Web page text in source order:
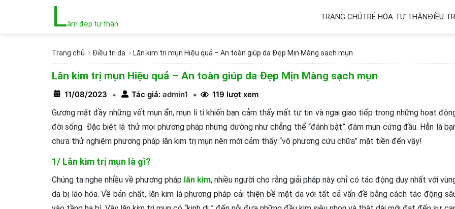
Làm đẹp tự thân
TRANG CHỦTRẺ HÓA TỰ THÂNĐIỀU
Trang chủ Điều trị da Lăn kim trị mụn Hiệu quả – An toàn giúp da Đẹp Mịn Màng sạch mụn
Lăn kim trị mụn Hiệu quả – An toàn giúp da Đẹp Mịn Màng sạch mụn
11/08/2023 * Tác giả: admin1 *
119 lượt xem
Gương mặt đầy những vết mụn ẩn, mụn li ti khiến bạn cảm thấy mất tự tin và ngại giao tiếp trong những hoạt
đời sống. Đặc biệt là thử mọi phương pháp nhưng dường như chẳng thể “đánh bật” đám mụn cứng đầu. Hẳn là
chưa thử nghiệm phương pháp lăn kim trị mụn nên mới cảm thấy “vô phương cứu chữa” mặt tiền đến vậy!
1/ Lăn kim trị mụn là gì?
Chúng ta nghe nhiều về phương pháp lăn kim, nhiều người cho rằng giải pháp này chỉ có tác động duy nhất với
da bị lão hóa. Về bản chất, lăn kim là phương pháp cải thiện bề mặt da với tất cả vấn đề bằng cách tác động